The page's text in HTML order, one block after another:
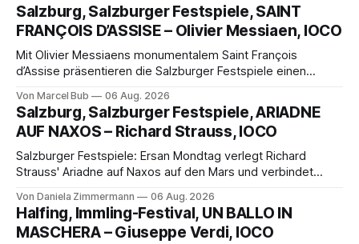
Salzburg, Salzburger Festspiele, SAINT
FRANÇOIS D’ASSISE – Olivier Messiaen, IOCO
Mit Olivier Messiaens monumentalem Saint François
d’Assise präsentieren die Salzburger Festspiele einen
eine bildgewaltige Inszenierung, Maxime Pascal entfaltet
die komplexe Partitur eindrucksvoll, Philippe Sly berührt als
Franziskus.
Von Marcel Bub 06 Aug. 2026
Salzburg, Salzburger Festspiele, ARIADNE
AUF NAXOS – Richard Strauss, IOCO
Salzburger Festspiele: Ersan Mondtag verlegt Richard
Strauss' Ariadne auf Naxos auf den Mars und verbindet
Aufführung mit starken Solisten und den Wiener
Philharmonikern, szenisch bleibt der zweite Akt jedoch
hinter den Erwartungen zurück.
Von Daniela Zimmermann 06 Aug. 2026
Halfing, Immling-Festival, UN BALLO IN
MASCHERA – Giuseppe Verdi, IOCO